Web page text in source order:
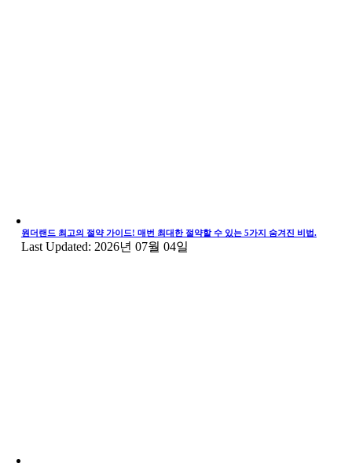
원더랜드 최고의 절약 가이드! 매번 최대한 절약할 수 있는 5가지 숨겨진 비법.
Last Updated: 2026년 07월 04일